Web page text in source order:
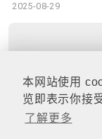
本网站使用
览即表示你接
了解更多
2025-08-29